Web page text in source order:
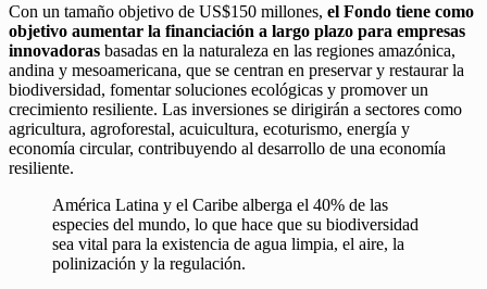
Con un tamaño objetivo de US$150 millones, el Fondo tiene como
objetivo aumentar la financiación a largo plazo para empresas
innovadoras basadas en la naturaleza en las regiones amazónica,
andina y mesoamericana, que se centran en preservar y restaurar la
biodiversidad, fomentar soluciones ecológicas y promover un
crecimiento resiliente. Las inversiones se dirigirán a sectores como
agricultura, agroforestal, acuicultura, ecoturismo, energía y
economía circular, contribuyendo al desarrollo de una economía
resiliente.
América Latina y el Caribe alberga el 40% de las
especies del mundo, lo que hace que su biodiversidad
sea vital para la existencia de agua limpia, el aire, la
polinización y la regulación.